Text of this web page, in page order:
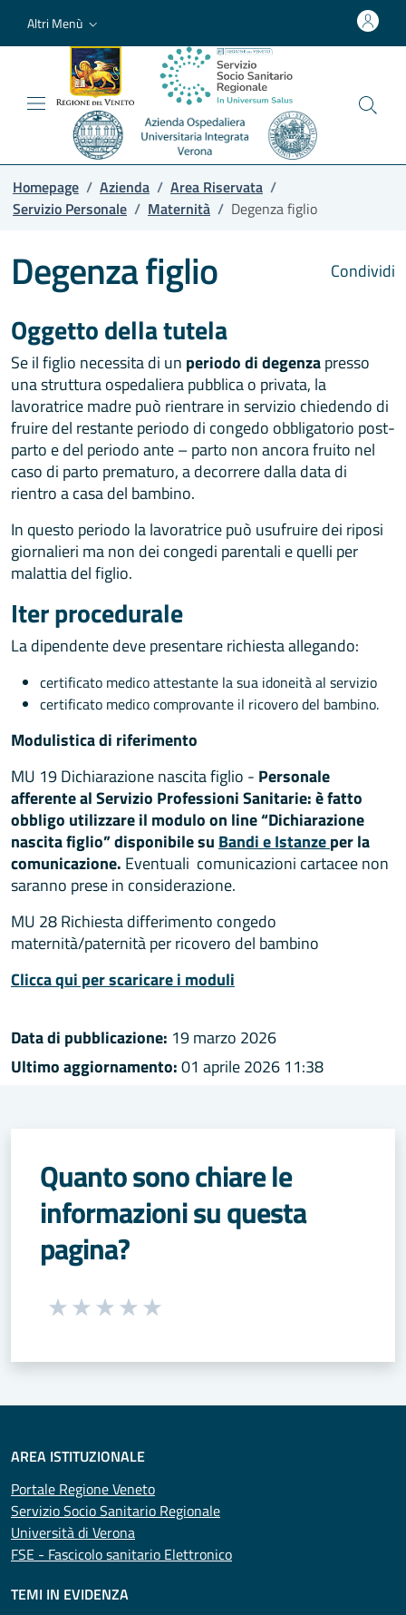
Altri Menù
Homepage / Azienda / Area Riservata /
Servizio Personale / Maternità / Degenza figlio
Condividi
Degenza figlio
Oggetto della tutela
Se il figlio necessita di un periodo di degenzapresso
una struttura ospedaliera pubblica o privata, la
lavoratrice madre può rientrare in servizio chiedendo di
fruire del restante periodo di congedo obbligatorio post-
parto e del periodo ante – parto non ancora fruito nel
caso di parto prematuro, a decorrere dalla data di
rientro a casa del bambino.
In questo periodo la lavoratrice può usufruire dei riposi
giornalieri ma non dei congedi parentali e quelli per
malattia del figlio.
Iter procedurale
La dipendente deve presentare richiesta allegando:
certificato medico attestante la sua idoneità al servizio
certificato medico comprovante il ricovero del bambino.
Modulistica di riferimento
MU 19 Dichiarazione nascita figlio - Personale
afferente al Servizio Professioni Sanitarie: è fatto
obbligo utilizzare il modulo on line “Dichiarazione
nascita figlio” disponibile su Bandi e Istanzeper la
comunicazione. Eventuali comunicazioni cartacee non
saranno prese in considerazione.
MU 28 Richiesta differimento congedo
maternità/paternità per ricovero del bambino
Clicca qui per scaricare i moduli
Data di pubblicazione: 19 marzo 2026
Ultimo aggiornamento:01 aprile 2026 11:38
Quanto sono chiare le
informazioni su questa
pagina?
Seleziona una valutazione da 1 a 5 stelle
AREA ISTITUZIONALE
Portale Regione Veneto
Servizio Socio Sanitario Regionale
Università di Verona
FSE - Fascicolo sanitario Elettronico
TEMI IN EVIDENZA